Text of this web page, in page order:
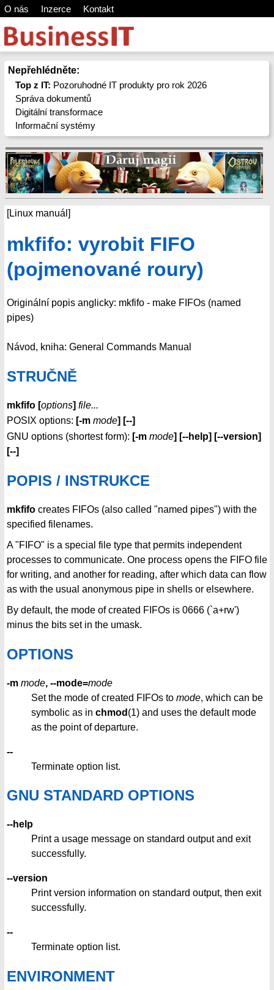
O nás Inzerce Kontakt
Nepřehlédněte:
Top z IT: Pozoruhodné IT produkty pro rok 2026
Správa dokumentů
Digitální transformace
Informační systémy
[Linux manuál]
mkfifo: vyrobit FIFO
(pojmenované roury)
Originální popis anglicky: mkfifo - make FIFOs (named
pipes)
Návod, kniha: General Commands Manual
STRUČNĚ
mkfifo [options] file...
POSIX options: [-m mode] [--]
GNU options (shortest form): [-m mode] [--help] [--version]
[--]
POPIS / INSTRUKCE
mkfifo creates FIFOs (also called "named pipes") with the
specified filenames.
A "FIFO" is a special file type that permits independent
processes to communicate. One process opens the FIFO file
for writing, and another for reading, after which data can flow
as with the usual anonymous pipe in shells or elsewhere.
By default, the mode of created FIFOs is 0666 (`a+rw')
minus the bits set in the umask.
OPTIONS
-m mode, --mode=mode
Set the mode of created FIFOs to mode, which can be
symbolic as in chmod (1) and uses the default mode
as the point of departure.
--
Terminate option list.
GNU STANDARD OPTIONS
--help
Print a usage message on standard output and exit
successfully.
--version
Print version information on standard output, then exit
successfully.
--
Terminate option list.
ENVIRONMENT